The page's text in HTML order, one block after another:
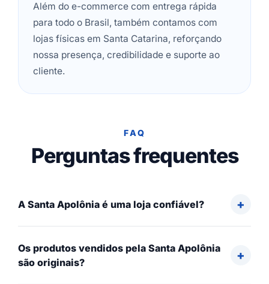
Além do e-commerce com entrega rápida
para todo o Brasil, também contamos com
lojas físicas em Santa Catarina, reforçando
nossa presença, credibilidade e suporte ao
cliente.
FAQ
Perguntas frequentes
A Santa Apolônia é uma loja confiável?
Os produtos vendidos pela Santa Apolônia
são originais?